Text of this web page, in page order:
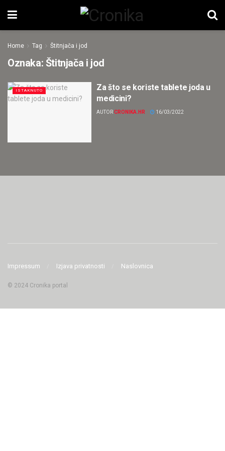
Home Tag Štitnjača i jod
Oznaka: Štitnjača i jod
ISTAKNUTO
Za što se koriste tablete joda u
medicini?
AUTORCRONIKA.HR 16/03/2022
Impressum Izjava privatnosti Naslovnica
© 2024 Cronika portal